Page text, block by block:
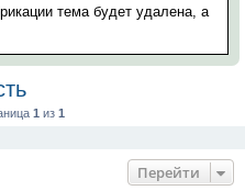
тема будет удалена, а
1 из 1
Перейти